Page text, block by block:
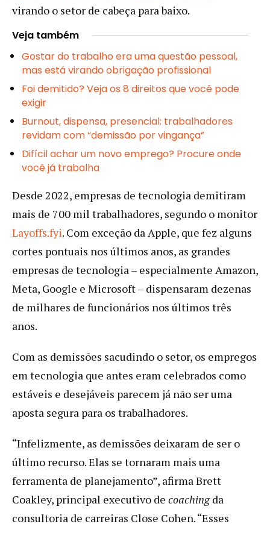
virando o setor de cabeça para baixo.
Veja também
Gostar do trabalho era uma questão pessoal,
mas está virando obrigação profissional
Foi demitido? Veja os 8 direitos que você pode
exigir
Burnout, dispensa, presencial: trabalhadores
revidam com “demissão por vingança”
Difícil achar um novo emprego? Procure onde
você já trabalha
Desde 2022, empresas de tecnologia demitiram
mais de 700 mil trabalhadores, segundo o monitor
Layoffs.fyi. Com exceção da Apple, que fez alguns
cortes pontuais nos últimos anos, as grandes
empresas de tecnologia – especialmente Amazon,
Meta, Google e Microsoft – dispensaram dezenas
de milhares de funcionários nos últimos três
anos.
Com as demissões sacudindo o setor, os empregos
em tecnologia que antes eram celebrados como
estáveis e desejáveis parecem já não ser uma
aposta segura para os trabalhadores.
“Infelizmente, as demissões deixaram de ser o
último recurso. Elas se tornaram mais uma
ferramenta de planejamento”, afirma Brett
Coakley, principal executivo de coachingda
consultoria de carreiras Close Cohen. “Esses